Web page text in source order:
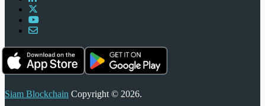
Siam Blockchain Copyright © 2026.